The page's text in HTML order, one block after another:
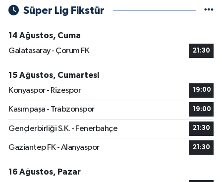
Süper Lig Fikstür
14 Ağustos, Cuma
Galatasaray - Çorum FK
21:30
15 Ağustos, Cumartesi
Konyaspor - Rizespor
19:00
Kasımpaşa - Trabzonspor 19:00
Gençlerbirliği S.K. - Fenerbahçe 21:30
Gaziantep FK - Alanyaspor 21:30
16 Ağustos, Pazar